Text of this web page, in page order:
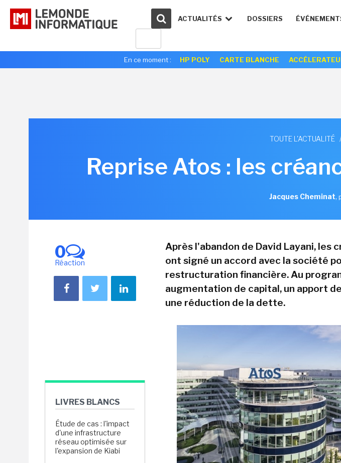
ACTUALITÉS DOSSIERS
En ce moment : HP POLY CARTE BLANCHE
TOUTE L'ACTUALITÉ
Reprise Atos : les
Jacques Cheminat,
0
Réaction
LIVRES BLANCS
Étude de cas : l'impact
d'une infrastructure
réseau optimisée sur
l'expansion de Kiabi
Après l'abandon de David Layani, les
ont signé un accord avec la société
restructuration financière. Au
augmentation de capital, un apport
une réduction de la dette.